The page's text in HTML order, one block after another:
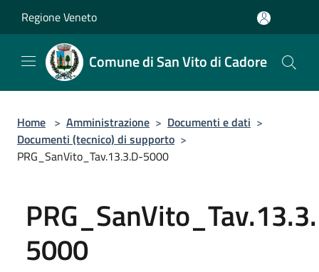
Regione Veneto
Comune di San Vito di Cadore
Home > Amministrazione > Documenti e dati >
Documenti (tecnico) di supporto >
PRG_SanVito_Tav.13.3.D-5000
5000